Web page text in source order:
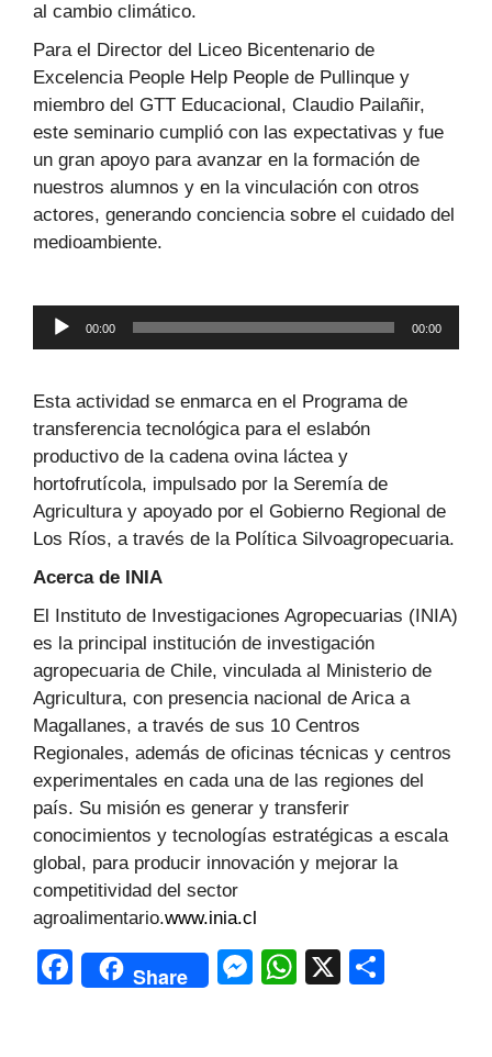
al cambio climático.
Para el Director del Liceo Bicentenario de
Excelencia People Help People de Pullinque y
miembro del GTT Educacional, Claudio Pailañir,
este seminario cumplió con las expectativas y fue
un gran apoyo para avanzar en la formación de
nuestros alumnos y en la vinculación con otros
actores, generando conciencia sobre el cuidado del
medioambiente.
Reproductor
de
00:00 00:00
Esta actividad se enmarca en el Programa de
transferencia tecnológica para el eslabón
productivo de la cadena ovina láctea y
hortofrutícola, impulsado por la Seremía de
Agricultura y apoyado por el Gobierno Regional de
Los Ríos, a través de la Política Silvoagropecuaria.
Acerca de INIA
El Instituto de Investigaciones Agropecuarias (INIA)
es la principal institución de investigación
agropecuaria de Chile, vinculada al Ministerio de
Agricultura, con presencia nacional de Arica a
Magallanes, a través de sus 10 Centros
Regionales, además de oficinas técnicas y centros
experimentales en cada una de las regiones del
país. Su misión es generar y transferir
conocimientos y tecnologías estratégicas a escala
global, para producir innovación y mejorar la
competitividad del sector
agroalimentario.www.inia.cl
F
a
Share
M W X